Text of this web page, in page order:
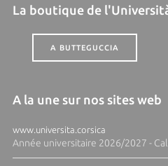
La boutique de
A BUTTEGUCCIA
A la une sur nos sites web
www.universita.corsica
Année universitaire 2026/2027 -